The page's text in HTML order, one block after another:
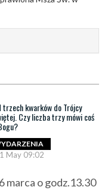
trzech kwarków do Trójcy
Czy liczba trzy mówi coś
May 09:02
marca o godz.13.30